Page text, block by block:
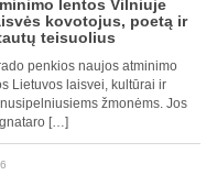
lentos Vilniuje
kovotojus, poetą ir
teisuolius
penkios naujos atminimo
Lietuvos laisvei, kultūrai ir
žmonėms. Jos
[…]